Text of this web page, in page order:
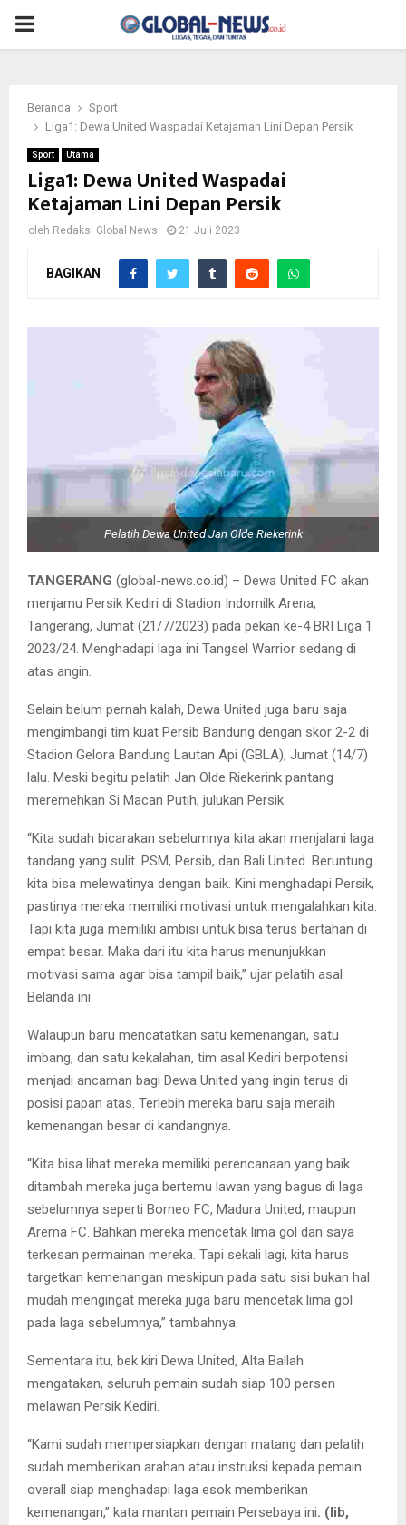
PRIMARY
Beranda
Sport
Liga1: Dewa United Waspadai Ketajaman Lini Depan Persik
Sport Utama
Liga1: Dewa United Waspadai
Ketajaman Lini Depan Persik
oleh Redaksi Global News 21 Juli 2023
BAGIKAN
Pelatih Dewa United Jan Olde Riekerink
TANGERANG (global-news.co.id) – Dewa United FC akan
menjamu Persik Kediri di Stadion Indomilk Arena,
Tangerang, Jumat (21/7/2023) pada pekan ke-4 BRI Liga 1
2023/24. Menghadapi laga ini Tangsel Warrior sedang di
atas angin.
Selain belum pernah kalah, Dewa United juga baru saja
mengimbangi tim kuat Persib Bandung dengan skor 2-2 di
Stadion Gelora Bandung Lautan Api (GBLA), Jumat (14/7)
lalu. Meski begitu pelatih Jan Olde Riekerink pantang
meremehkan Si Macan Putih, julukan Persik.
“Kita sudah bicarakan sebelumnya kita akan menjalani laga
tandang yang sulit. PSM, Persib, dan Bali United. Beruntung
kita bisa melewatinya dengan baik. Kini menghadapi Persik,
pastinya mereka memiliki motivasi untuk mengalahkan kita.
Tapi kita juga memiliki ambisi untuk bisa terus bertahan di
empat besar. Maka dari itu kita harus menunjukkan
motivasi sama agar bisa tampil baik,” ujar pelatih asal
Belanda ini.
Walaupun baru mencatatkan satu kemenangan, satu
imbang, dan satu kekalahan, tim asal Kediri berpotensi
menjadi ancaman bagi Dewa United yang ingin terus di
posisi papan atas. Terlebih mereka baru saja meraih
kemenangan besar di kandangnya.
“Kita bisa lihat mereka memiliki perencanaan yang baik
ditambah mereka juga bertemu lawan yang bagus di laga
sebelumnya seperti Borneo FC, Madura United, maupun
Arema FC. Bahkan mereka mencetak lima gol dan saya
terkesan permainan mereka. Tapi sekali lagi, kita harus
targetkan kemenangan meskipun pada satu sisi bukan hal
mudah mengingat mereka juga baru mencetak lima gol
pada laga sebelumnya,” tambahnya.
Sementara itu, bek kiri Dewa United, Alta Ballah
mengatakan, seluruh pemain sudah siap 100 persen
melawan Persik Kediri.
“Kami sudah mempersiapkan dengan matang dan pelatih
sudah memberikan arahan atau instruksi kepada pemain.
overall siap menghadapi laga esok memberikan
kemenangan,” kata mantan pemain Persebaya ini. (lib,